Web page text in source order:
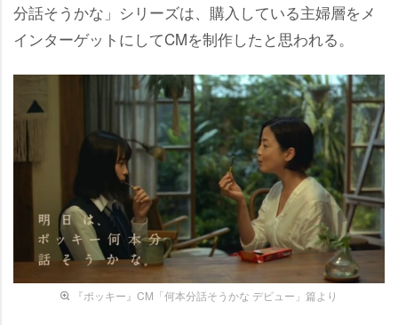
分話そうかな」シリーズは、購入している主婦層をメ
インターゲットにしてCMを制作したと思われる。
『ポッキー』CM「何本分話そうかな デビュー」篇より